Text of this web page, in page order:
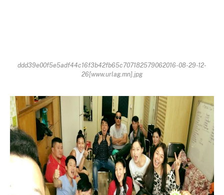
ddd39e00f5e5adf44c16f3b42fb65c707182579062016-08-29-12-
26[www.urlag.mn].jpg